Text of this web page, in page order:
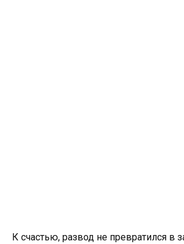
К счастью, развод не превратился в